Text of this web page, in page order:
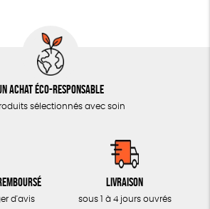
achat éco-responsable
sélectionnés avec soin
d'avis
Livraison
sous 1 à 4 jours ouvrés